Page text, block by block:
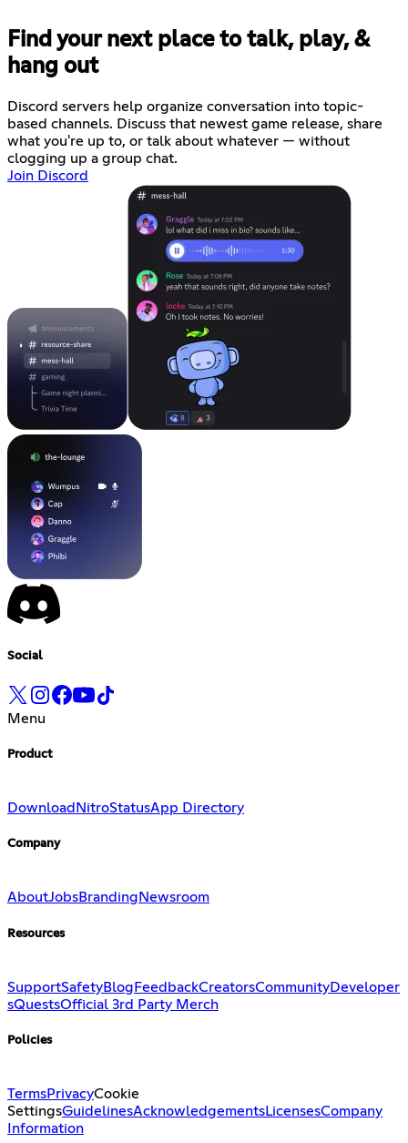
Find your next place to talk, play, &
hang out
Discord servers help organize conversation into topic-
based channels. Discuss that newest game release, share
what you're up to, or talk about whatever — without
clogging up a group chat.
Join Discord
Social
Menu
Product
Download NitroStatusApp Directory
Company
AboutJobsBranding Newsroom
Resources
SupportSafetyBlog FeedbackCreatorsCommunityDeveloper
sQuestsOfficial 3rd Party Merch
Policies
TermsPrivacyCookie
SettingsGuidelinesAcknowledgementsLicensesCompany
Information